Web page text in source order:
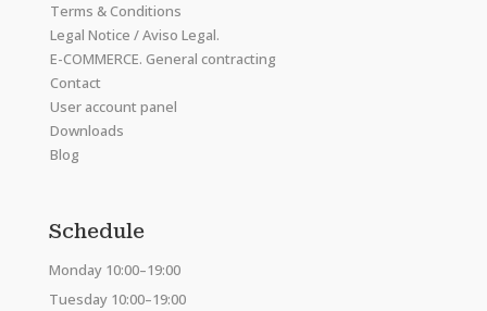
Terms & Conditions
Legal Notice / Aviso Legal.
E-COMMERCE. General contracting
Contact
User account panel
Downloads
Blog
Schedule
Monday 10:00–19:00
Tuesday 10:00–19:00